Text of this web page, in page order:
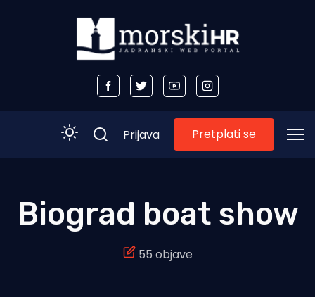
Morski plus
Prijava Pretplati se
Biograd boat show
55 objave